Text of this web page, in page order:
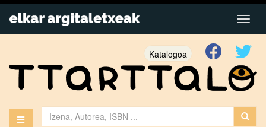
Katalogoa